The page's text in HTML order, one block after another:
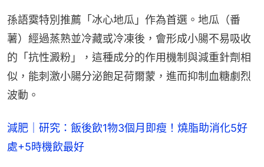
孫語霙特別推薦「冰心地瓜」作為首選。地瓜（番
薯）經過蒸熟並冷藏或冷凍後，會形成小腸不易吸收
的「抗性澱粉」，這種成分的作用機制與減重針劑相
似，能刺激小腸分泌飽足荷爾蒙，進而抑制血糖劇烈
波動。
減肥｜研究：飯後飲1物3個月即瘦！燒脂助消化5好
處+5時機飲最好